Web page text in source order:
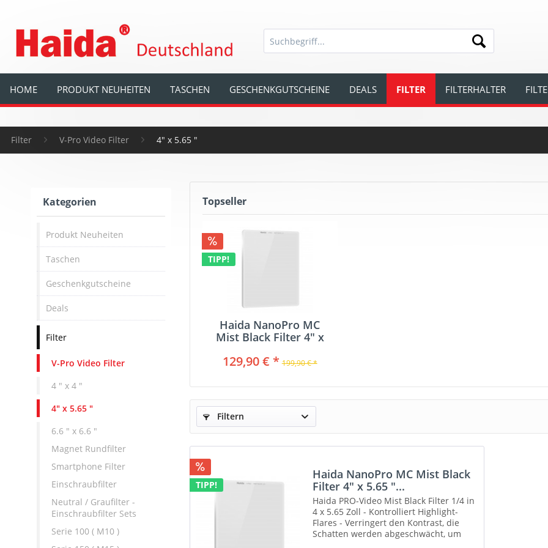
HOME PRODUKT NEUHEITEN TASCHEN GESCHENKGUTSCHEINE DEALS FILTER FILTERHALTER
Filter V-Pro Video Filter 4" x 5.65 "
Kategorien
Produkt Neuheiten
Taschen
Geschenkgutscheine
Deals
Filter
V-Pro Video Filter
4 " x 4 "
4" x 5.65 "
6.6 " x 6.6 "
Magnet Rundfilter
Smartphone Filter
Einschraubfilter
Neutral / Graufilter -
Einschraubfilter Sets
Serie 100 ( M10 )
Topseller
TIPP!
Haida NanoPro MC
Mist Black Filter 4" x
129,90 € * 199,90 € *
Filtern
TIPP!
Haida NanoPro MC Mist Black
Filter 4" x 5.65 "...
Haida PRO-Video Mist Black Filter 1/4 in
4 x 5.65 Zoll - Kontrolliert Highlight-
Flares - Verringert den Kontrast, die
Schatten werden abgeschwächt, um